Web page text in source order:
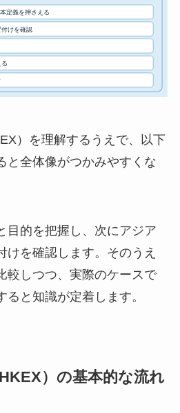
）を理解するうえで、以下
と全体像がつかみやすくな
目的を把握し、次にアジア
けを確認します。そのうえ
較しつつ、実際のケースで
と知識が定着します。
）の基本的な流れ